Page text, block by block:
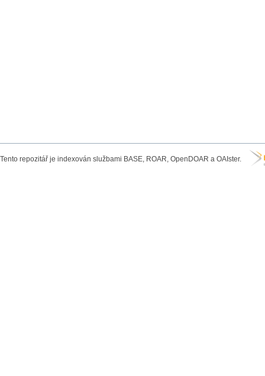
Tento repozitář je indexován službami BASE, ROAR, OpenDOAR a OAIster.